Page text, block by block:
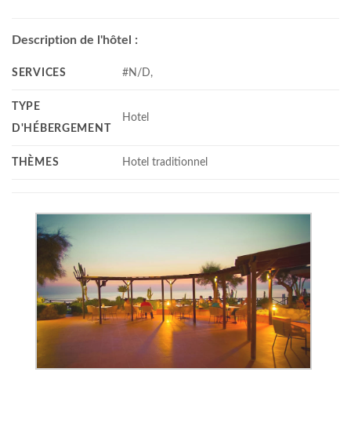
Description de l'hôtel :
SERVICES #N/D,
TYPE
D'HÉBERGEMENT
Hotel
THÈMES Hotel traditionnel